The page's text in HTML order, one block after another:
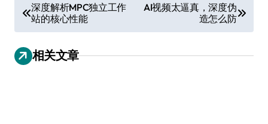
章
导
航
深度解析MPC独立工作
站的核心性能
AI视频太逼真，深度伪
造怎么防
相关文章